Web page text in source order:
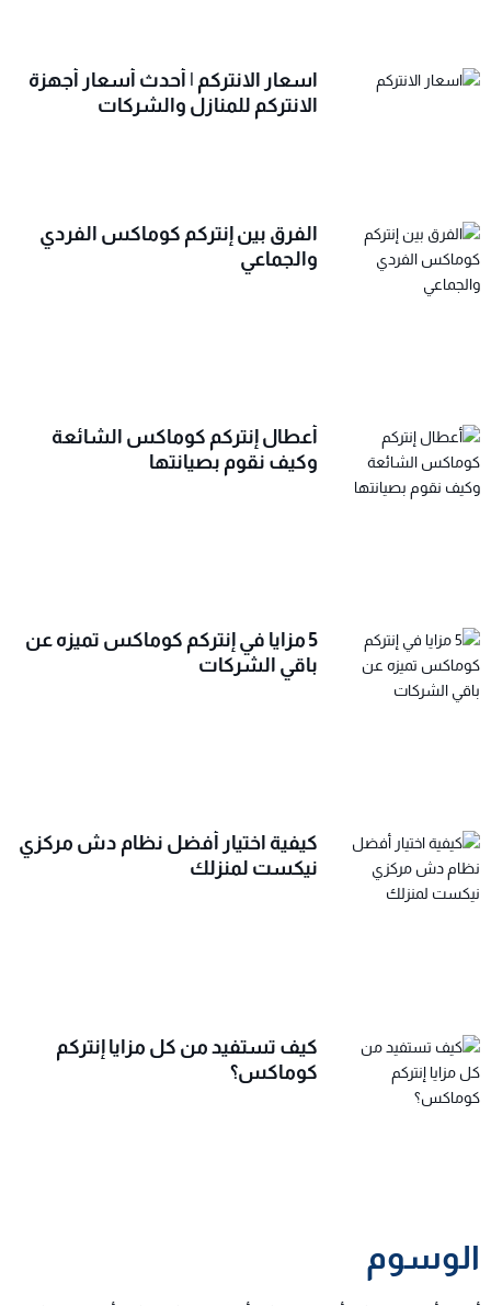
اسعار الانتركم | أحدث أسعار أجهزة
الانتركم للمنازل والشركات
الفرق بين إنتركم كوماكس الفردي
والجماعي
أعطال إنتركم كوماكس الشائعة
وكيف نقوم بصيانتها
5 مزايا في إنتركم كوماكس تميزه عن
باقي الشركات
كيفية اختيار أفضل نظام دش مركزي
نيكست لمنزلك
كيف تستفيد من كل مزايا إنتركم
كوماكس؟
الوسوم